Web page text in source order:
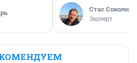
Стас Соколов
Эксперт